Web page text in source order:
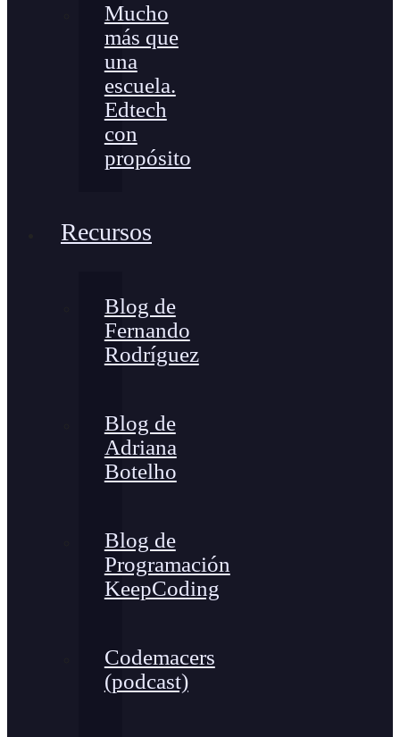
Mucho
más que
una
escuela.
Edtech
con
propósito
Recursos
Blog de
Fernando
Rodríguez
Blog de
Adriana
Botelho
Blog de
Programación
KeepCoding
Codemacers
(podcast)